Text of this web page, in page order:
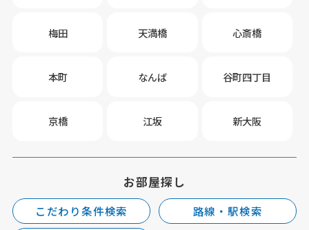
梅田 天満橋 心斎橋
本町 なんば 谷町四丁目
京橋 江坂 新大阪
お部屋探し
こだわり条件検索
路線・駅検索